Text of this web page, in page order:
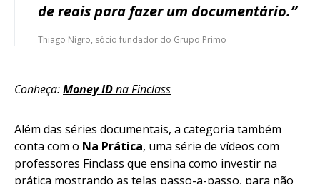
de reais para fazer um documentário.”
Thiago Nigro, sócio fundador do Grupo Primo
Conheça:Money IDna Finclass
Além das séries documentais, a categoria também
conta com o Na Prática, uma série de vídeos com
professores Finclass que ensina como investir na
prática mostrando as telas passo-a-passo, para não